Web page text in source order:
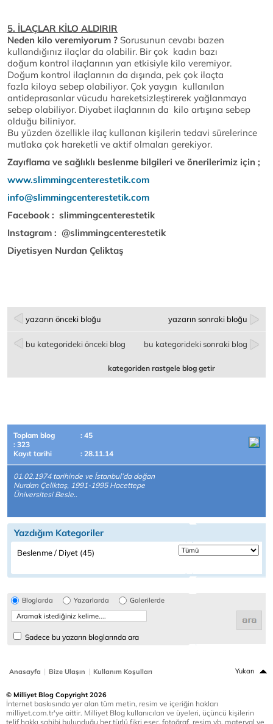
5. İLAÇLAR KİLO ALDIRIR
Neden kilo veremiyorum ? Sorusunun cevabı bazen
kullandığınız ilaçlar da olabilir. Bir çok kadın bazı
doğum kontrol ilaçlarının yan etkisiyle kilo veremiyor.
Doğum kontrol ilaçlarının da dışında, pek çok ilaçta
fazla kiloya sebep olabiliyor. Çok yaygın kullanılan
antideprasanlar vücudu hareketsizleştirerek yağlanmaya
sebep olabiliyor. Diyabet ilaçlarının da kilo artışına sebep
olduğu biliniyor.
Bu yüzden özellikle ilaç kullanan kişilerin tedavi sürelerince
mutlaka çok hareketli ve aktif olmaları gerekiyor.
Zayıflama ve sağlıklı beslenme bilgileri ve önerilerimiz için ;
www.slimmingcenterestetik.com
info@slimmingcenterestetik.com
Facebook : slimmingcenterestetik
Instagram : @slimmingcenterestetik
Diyetisyen Nurdan Çeliktaş
yazarın önceki bloğu yazarın sonraki bloğu
bu kategorideki önceki blog bu kategorideki sonraki blog
kategoriden rastgele blog getir
Toplam blog
: 45
: 323
Kayıt tarihi
: 28.11.14
01.02.1974 tarihinde ve İstanbul’da doğan
Nurdan Çeliktaş, 1991-1995 Hacettepe
Üniversitesi Besle..
Yazdığım Kategoriler
Beslenme / Diyet (45)
Bloglarda Yazarlarda Galerilerde
Sadece bu yazarın bloglarında ara
Anasayfa | Bize Ulaşın | Kullanım Koşulları Yukarı
© Milliyet Blog Copyright 2026
İnternet baskısında yer alan tüm metin, resim ve içeriğin hakları
milliyet.com.tr'ye aittir. Milliyet Blog kullanıcıları ve üyeleri, üçüncü kişilerin
telif hakkı sahibi bulunduğu her türlü fikri eser, fotoğraf, resim vb. materyal ve